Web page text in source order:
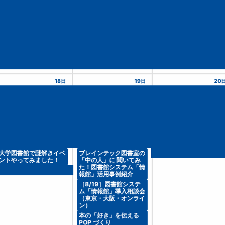
18日
学図書館で謎解きイベ
ントやってみました！
19日
ブレインテック図書室の
「中の人」に 聞いてみ
た！図書館システム「情
報館」活用事例紹介
［8/19］図書館システ
ム「情報館」導入相談会
（東京・大阪・オンライ
ン）
本の「好き」を伝える
POP づくり
20日